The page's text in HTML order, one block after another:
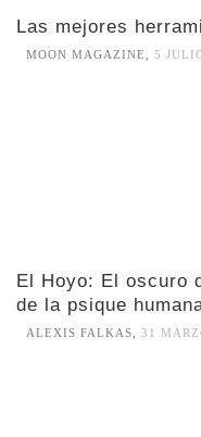
Las mejores
MOON MAGAZINE 5
El Hoyo: El oscuro
de la psique
ALEXIS FALKAS, 31